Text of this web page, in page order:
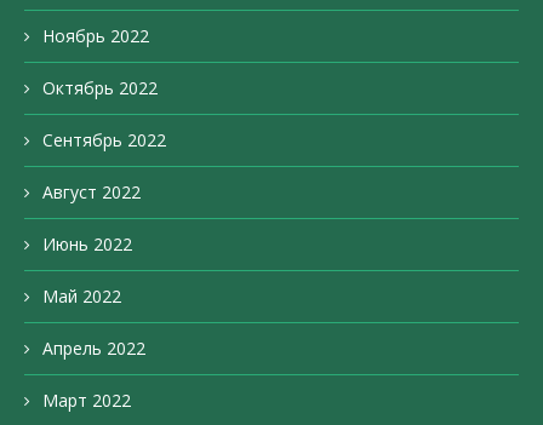
Ноябрь 2022
Октябрь 2022
Сентябрь 2022
Август 2022
Июнь 2022
Май 2022
Апрель 2022
Март 2022